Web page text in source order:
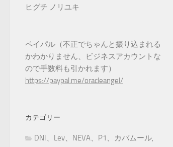
ヒグチ ノリユキ
ペイパル（不正でちゃんと振り込まれる
かわかりません、ビジネスアカウントな
ので手数料も引かれます）
https://paypal.me/oracleangel/
カテゴリー
DNI、Lev、NEVA、P1、カバムール,